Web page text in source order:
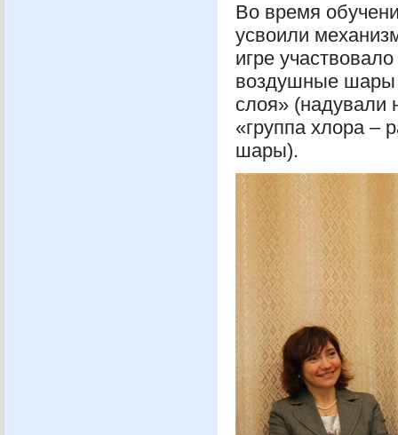
Во время
усвоили
игре
воздушные шары
слоя»
«группа хлора –
шары).